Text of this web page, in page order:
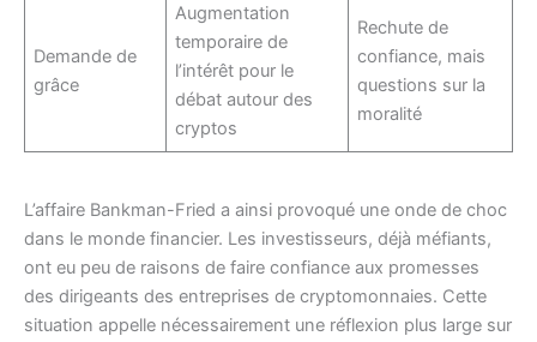
Demande de
grâce
Augmentation
temporaire de
l’intérêt pour le
débat autour des
cryptos
Rechute de
confiance, mais
questions sur la
moralité
L’affaire Bankman-Fried a ainsi provoqué une onde de choc
dans le monde financier. Les investisseurs, déjà méfiants,
ont eu peu de raisons de faire confiance aux promesses
des dirigeants des entreprises de cryptomonnaies. Cette
situation appelle nécessairement une réflexion plus large sur